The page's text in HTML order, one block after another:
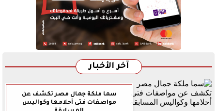
آخر الأخبار
سما ملكة جمال مصر تكشف عن
مواصفات فتى أحلامها وكواليس